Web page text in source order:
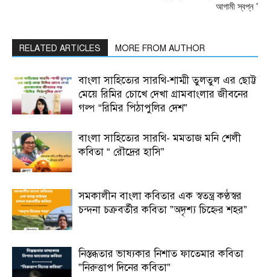
আগামী স্বপ্ন ‘
RELATED ARTICLES MORE FROM AUTHOR
বাংলা সাহিত্যের সারথি-শাম্মী তুলতুল এর ছোট্ট
মেয়ে রিমির চোখে দেখা গ্রামবাংলার জীবনের
গল্প “রিমির পিঠাপুলির দেশ”
বাংলা সাহিত্যের সারথি- মমতাজ মনি শেলী
কবিতা “ রৌদ্রের হাসি”
সমকালীন বাংলা কবিতার এক স্বতন্ত্র কণ্ঠস্বর
চন্দনা চক্রবর্তীর কবিতা ”অদৃশ্য চিহ্নের শহর”
নিস্তব্ধতার ভাষ্যকার নিশাত ফাতেমার কবিতা
”নিরুত্তাপ দিনের কবিতা”